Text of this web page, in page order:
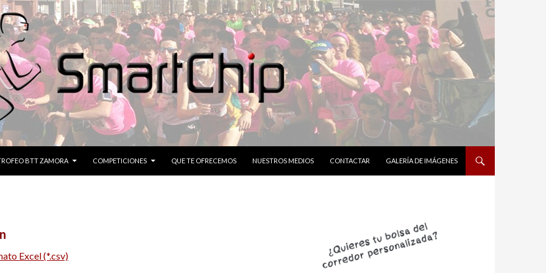
BTT ZAMORA COMPETICIONES QUE TE OFRECEMOS NUESTROS MEDIOS CONTACTAR GALERÍA DE IMÁGENES
Excel (*.csv)